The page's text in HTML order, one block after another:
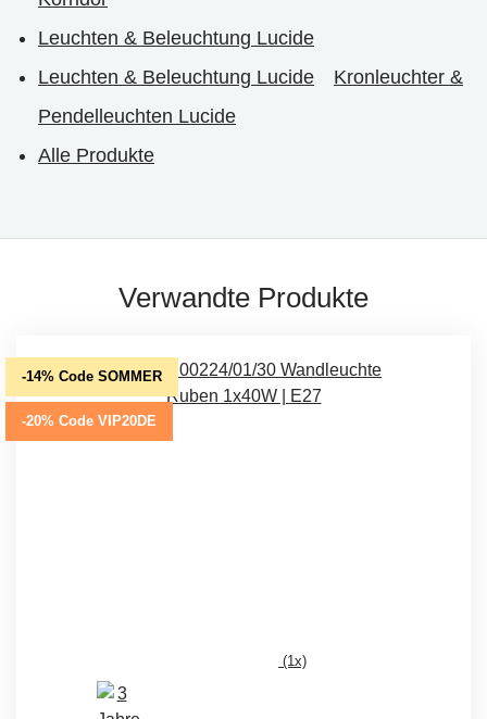
Leuchten & Beleuchtung Lucide
Leuchten & Beleuchtung Lucide
Kronleuchter &
Pendelleuchten Lucide
Alle Produkte
Verwandte Produkte
-14% Code SOMMER
-20% Code VIP20DE
(1x)